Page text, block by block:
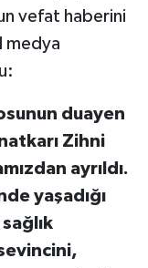
vefat haberini
medya
duayen
Zihni
ayrıldı.
yaşadığı